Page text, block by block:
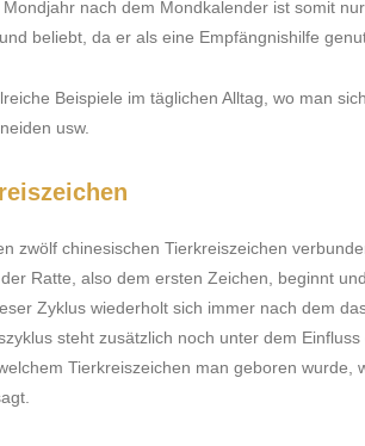
nach dem Mondkalender ist somit
beliebt, da er als eine Empfängnishilfe
Beispiele im täglichen Alltag, wo man
usw.
zwölf chinesischen Tierkreiszeichen
Ratte, also dem ersten Zeichen, beginnt
Zyklus wiederholt sich immer nach dem
steht zusätzlich noch unter dem
Tierkreiszeichen man geboren wurde,